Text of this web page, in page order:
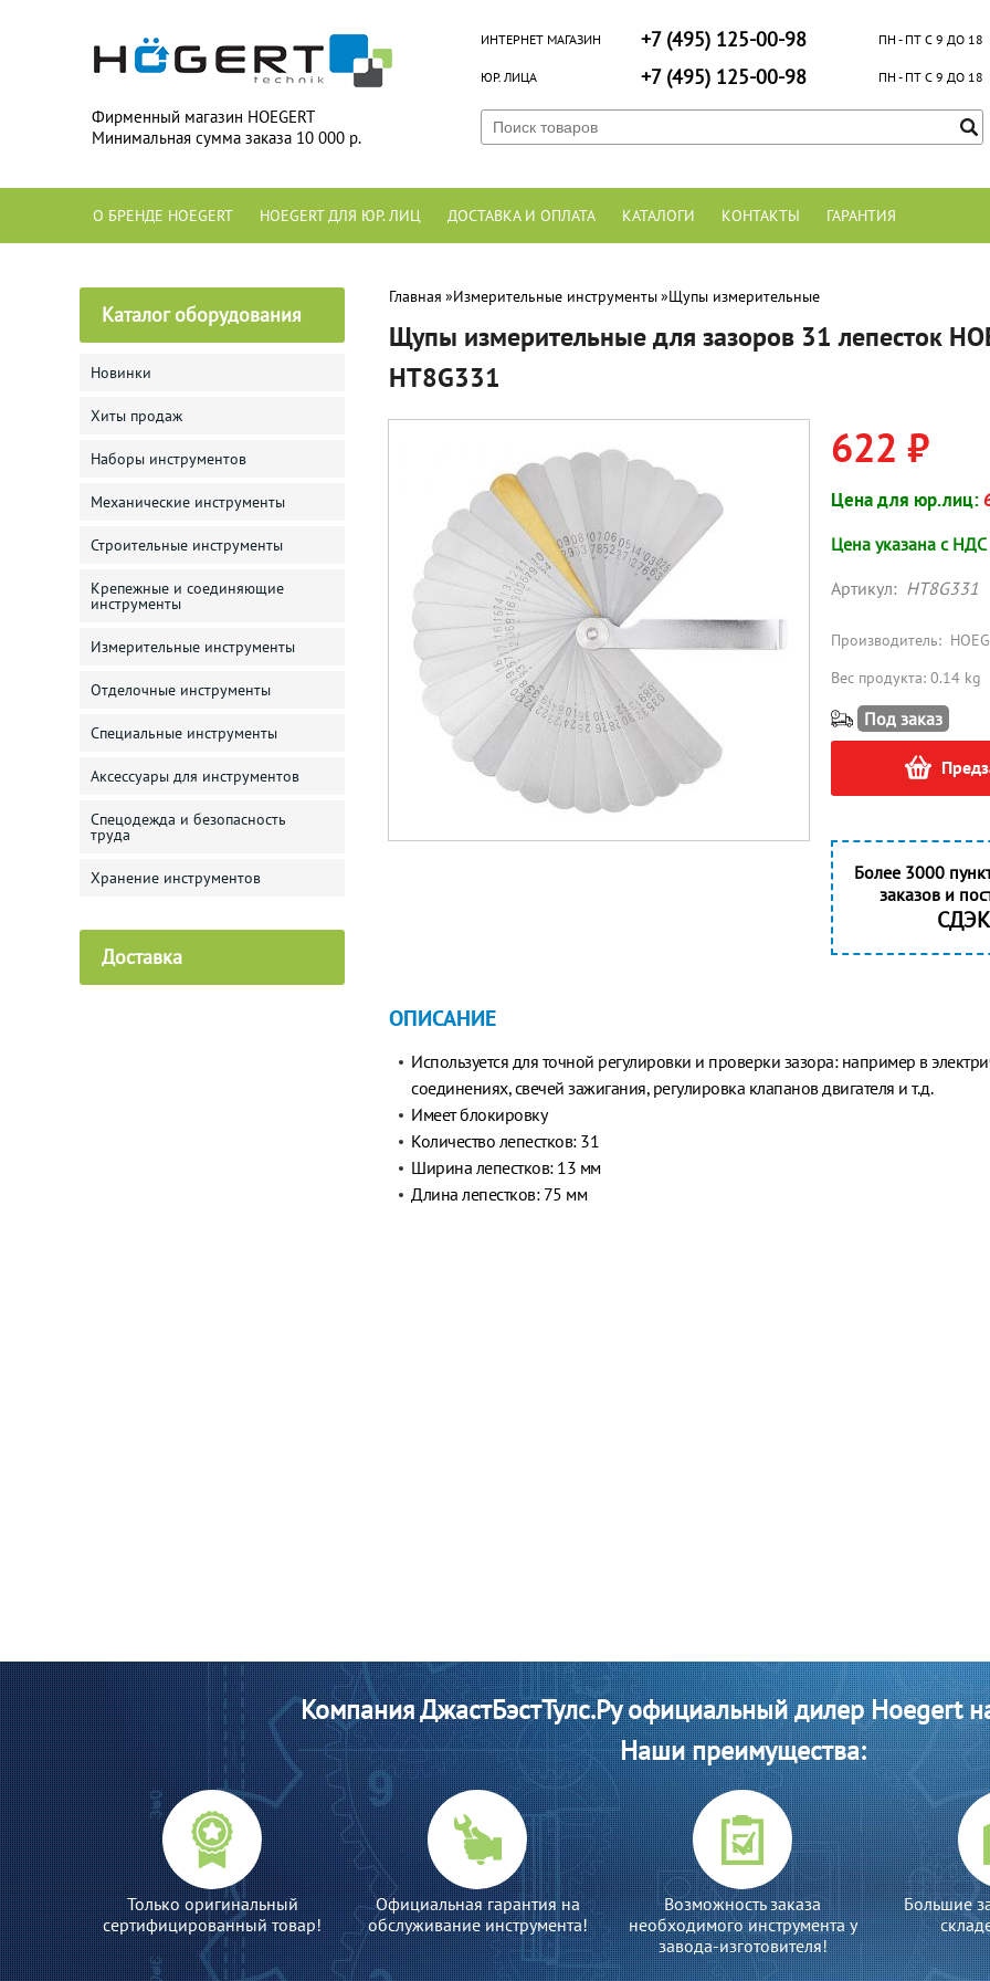
Фирменный магазин HOEGERT
Минимальная сумма заказа 10 000 р.
ИНТЕРНЕТ МАГАЗИН +7 (495) 125-00-98 ПН - ПТ С 9 ДО 18
ЮР. ЛИЦА +7 (495) 125-00-98 ПН - ПТ С 9 ДО 18
О БРЕНДЕ HOEGERT HOEGERT ДЛЯ ЮР. ЛИЦ ДОСТАВКА И ОПЛАТА КАТАЛОГИ КОНТАКТЫ ГАРАНТИЯ
Каталог оборудования
Новинки
Хиты продаж
Наборы инструментов
Механические инструменты
Строительные инструменты
Крепежные и соединяющие
инструменты
Измерительные инструменты
Отделочные инструменты
Специальные инструменты
Аксессуары для инструментов
Спецодежда и безопасность
труда
Хранение инструментов
Доставка
Главная »Измерительные инструменты»Щупы измерительные
Щупы измерительные для зазоров 31 лепесток
HT8G331
622 ₽
Цена для юр.лиц:
Цена указана с НДС
Артикул: HT8G331
Производитель:
Вес продукта: 0.14 kg
Под заказ
Более 3000
заказов и
СДЭК
ОПИСАНИЕ
Используется для точной регулировки и проверки зазора: например в
соединениях, свечей зажигания, регулировка клапанов двигателя и т.д.
Имеет блокировку
Количество лепестков: 31
Ширина лепестков: 13 мм
Длина лепестков: 75 мм
Компания ДжастБэстТулс.Ру официальный дилер Hoegert
Наши преимущества:
Только оригинальный
сертифицированный товар!
Официальная гарантия на
обслуживание инструмента!
Возможность заказа
необходимого инструмента у
завода-изготовителя!
Большие